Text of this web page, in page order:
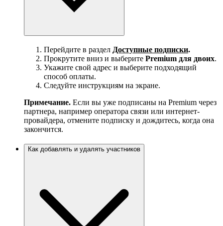
Перейдите в раздел Доступные подписки.
Прокрутите вниз и выберите Premium для двоих.
Укажите свой адрес и выберите подходящий
способ оплаты.
Следуйте инструкциям на экране.
Примечание. Если вы уже подписаны на Premium через
партнера, например оператора связи или интернет-
провайдера, отмените подписку и дождитесь, когда она
закончится.
Как добавлять и удалять участников